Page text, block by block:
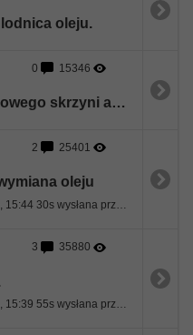
oleju.
0 15346
Chłodnica oleju przekładniowego skrzyni automatycznej 7G-Tronic (722.908)
2 25401
oleju
3 35880
Ostatnia wiadomość: 16 Lutego 2025, 15:39 55s wysłana przez pantonik1